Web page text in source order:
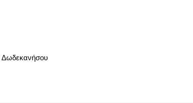
Δωδεκανήσου